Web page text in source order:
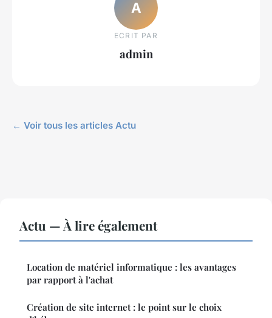
A
ECRIT PAR
admin
← Voir tous les articles Actu
Actu — À lire également
Location de matériel informatique : les avantages
par rapport à l'achat
Création de site internet : le point sur le choix